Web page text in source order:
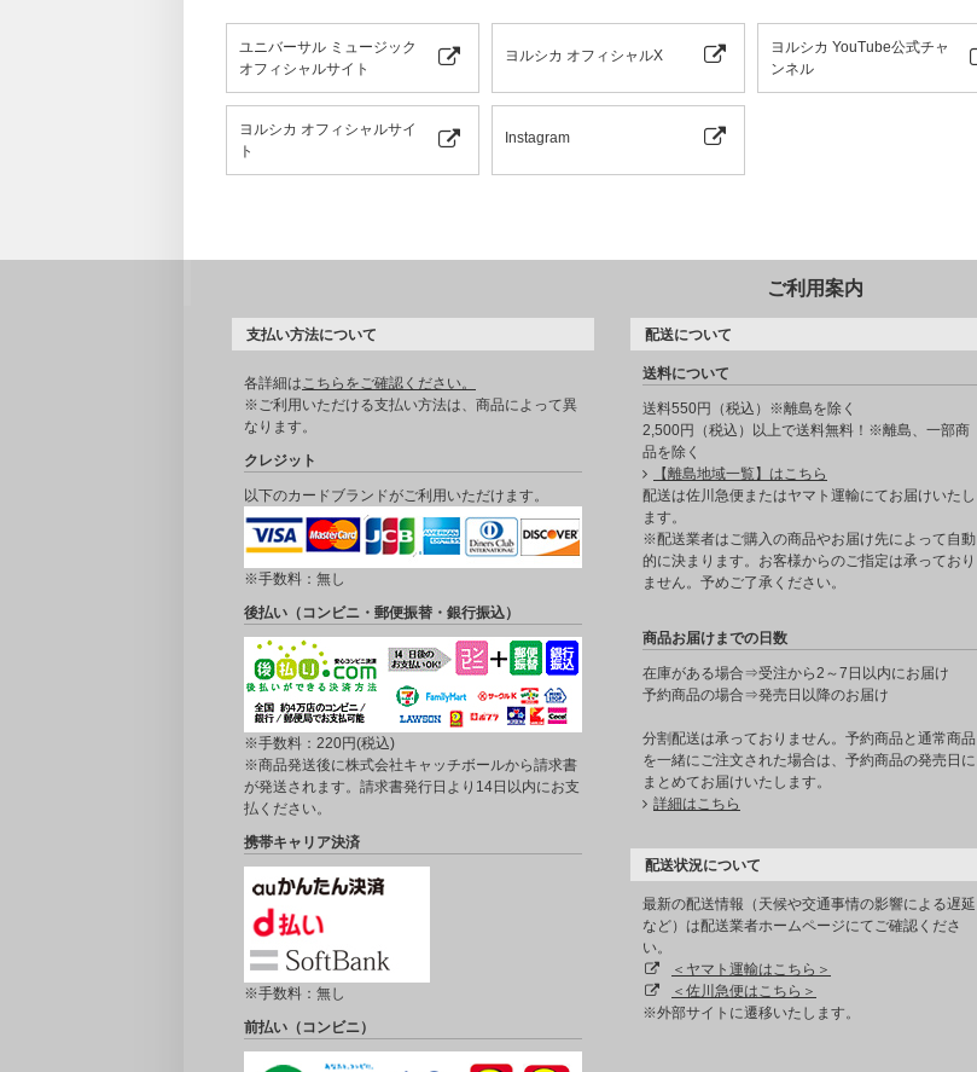
ユニバーサル ミュージック
オフィシャルサイト
ヨルシカ オフィシャルX
ヨルシカ YouTube公式チャ
ンネル
ヨルシカ オフィシャルサイ
ト
Instagram
ご利用案内
支払い方法について
各詳細はこちらをご確認ください。
※ご利用いただける支払い方法は、商品によって異
なります。
クレジット
以下のカードブランドがご利用いただけます。
※手数料：無し
後払い（コンビニ・郵便振替・銀行振込）
※手数料：220円(税込)
※商品発送後に株式会社キャッチボールから請求書
が発送されます。請求書発行日より14日以内にお支
払ください。
携帯キャリア決済
※手数料：無し
前払い（コンビニ）
配送について
送料について
送料550円（税込）※離島を除く
2,500円（税込）以上で送料無料！※離島、一部商
品を除く
【離島地域一覧】はこちら
配送は佐川急便またはヤマト運輸にてお届けいたし
ます。
※配送業者はご購入の商品やお届け先によって自動
的に決まります。お客様からのご指定は承っており
ません。予めご了承ください。
商品お届けまでの日数
在庫がある場合⇒受注から2～7日以内にお届け
予約商品の場合⇒発売日以降のお届け
分割配送は承っておりません。予約商品と通常商品
を一緒にご注文された場合は、予約商品の発売日に
まとめてお届けいたします。
詳細はこちら
配送状況について
最新の配送情報（天候や交通事情の影響による遅延
など）は配送業者ホームページにてご確認くださ
い。
＜ヤマト運輸はこちら＞
＜佐川急便はこちら＞
※外部サイトに遷移いたします。